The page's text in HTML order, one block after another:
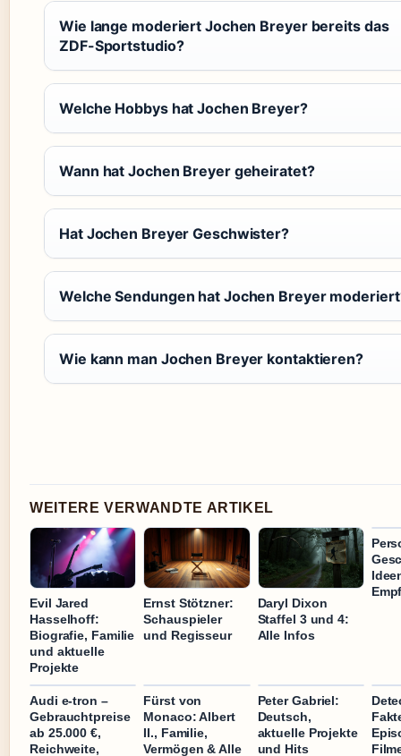
Wie lange moderiert Jochen Breyer bereits das
ZDF-Sportstudio?
Welche Hobbys hat Jochen Breyer?
Wann hat Jochen Breyer geheiratet?
Hat Jochen Breyer Geschwister?
Welche Sendungen hat Jochen Breyer
Wie kann man Jochen Breyer kontaktieren?
WEITERE VERWANDTE ARTIKEL
Evil Jared
Hasselhoff:
Biografie, Familie
und aktuelle
Projekte
Ernst Stötzner:
Schauspieler
und Regisseur
Daryl Dixon
Staffel 3 und 4:
Alle Infos
Audi e-tron –
Gebrauchtpreise
ab 25.000 €,
Reichweite,
Fürst von
Monaco: Albert
II., Familie,
Vermögen & Alle
Peter Gabriel:
Deutsch,
aktuelle Projekte
und Hits